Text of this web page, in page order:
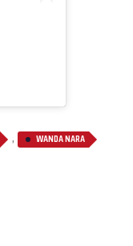
, WANDA NARA